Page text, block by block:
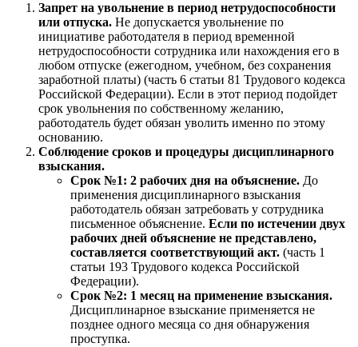
Запрет на увольнение в период нетрудоспособности
или отпуска. Не допускается увольнение по
инициативе работодателя в период временной
нетрудоспособности сотрудника или нахождения его в
любом отпуске (ежегодном, учебном, без сохранения
заработной платы) (часть 6 статьи 81 Трудового кодекса
Российской Федерации). Если в этот период подойдет
срок увольнения по собственному желанию,
работодатель будет обязан уволить именно по этому
основанию.
Соблюдение сроков и процедуры дисциплинарного
взыскания.
Срок №1: 2 рабочих дня на объяснение. До
применения дисциплинарного взыскания
работодатель обязан затребовать у сотрудника
письменное объяснение. Если по истечении двух
рабочих дней объяснение не представлено,
составляется соответствующий акт. (часть 1
статьи 193 Трудового кодекса Российской
Федерации).
Срок №2: 1 месяц на применение взыскания.
Дисциплинарное взыскание применяется не
позднее одного месяца со дня обнаружения
проступка.